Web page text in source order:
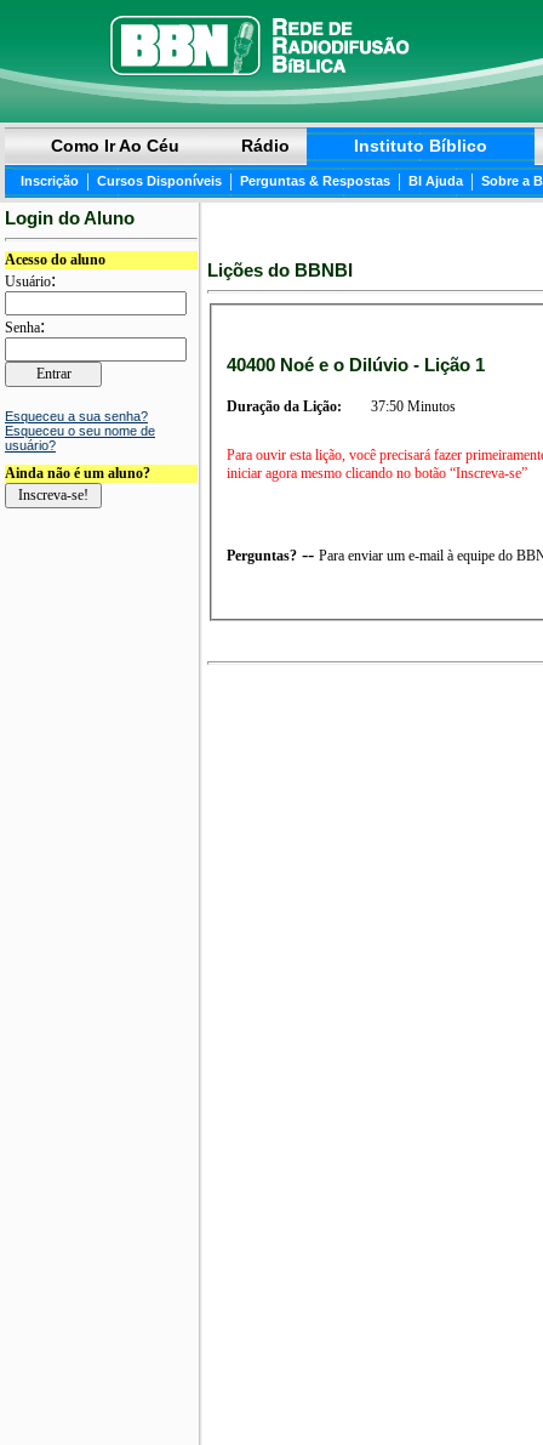
Como Ir Ao Céu Rádio Instituto Bíblico
Inscrição | Cursos Disponíveis | Perguntas & Respostas | BI Ajuda | Sobre a
Login do Aluno
Acesso do aluno
Usuário:
Senha:
Esqueceu a sua senha?
Esqueceu o seu nome de
usuário?
Ainda não é um aluno?
Lições do BBNBI
40400 Noé e o Dilúvio - Lição 1
Duração da Lição: 37:50 Minutos
Para ouvir esta lição, você precisará fazer
iniciar agora mesmo clicando no botão “Inscreva-se”
Perguntas? -- Para enviar um e-mail à equipe do